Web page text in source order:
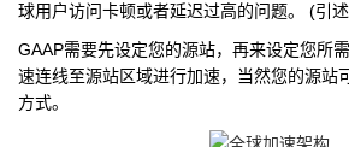
球用户访问卡顿或者延迟过高的问题。 (引
GAAP需要先设定您的源站，再来设定您所
速连线至源站区域进行加速，当然您的源站
方式。